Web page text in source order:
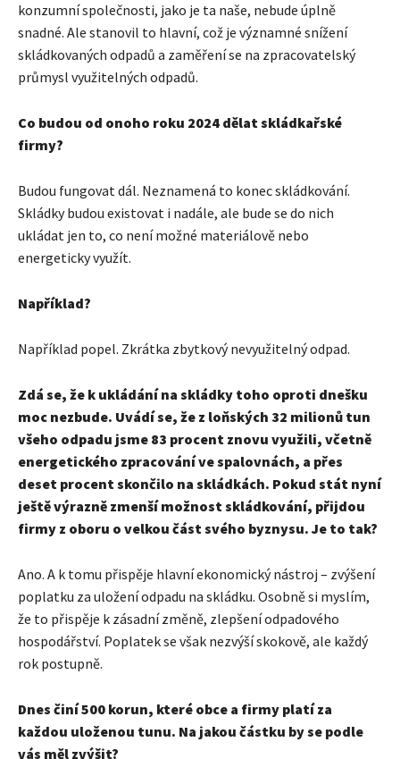
konzumní společnosti, jako je ta naše, nebude úplně
snadné. Ale stanovil to hlavní, což je významné snížení
skládkovaných odpadů a zaměření se na zpracovatelský
průmysl využitelných odpadů.
Co budou od onoho roku 2024 dělat skládkařské
firmy?
Budou fungovat dál. Neznamená to konec skládkování.
Skládky budou existovat i nadále, ale bude se do nich
ukládat jen to, co není možné materiálově nebo
energeticky využít.
Například?
Například popel. Zkrátka zbytkový nevyužitelný odpad.
Zdá se, že k ukládání na skládky toho oproti dnešku
moc nezbude. Uvádí se, že z loňských 32 milionů tun
všeho odpadu jsme 83 procent znovu využili, včetně
energetického zpracování ve spalovnách, a přes
deset procent skončilo na skládkách. Pokud stát nyní
ještě výrazně zmenší možnost skládkování, přijdou
firmy z oboru o velkou část svého byznysu. Je to tak?
Ano. A k tomu přispěje hlavní ekonomický nástroj – zvýšení
poplatku za uložení odpadu na skládku. Osobně si myslím,
že to přispěje k zásadní změně, zlepšení odpadového
hospodářství. Poplatek se však nezvýší skokově, ale každý
rok postupně.
Dnes činí 500 korun, které obce a firmy platí za
každou uloženou tunu. Na jakou částku by se podle
vás měl zvýšit?